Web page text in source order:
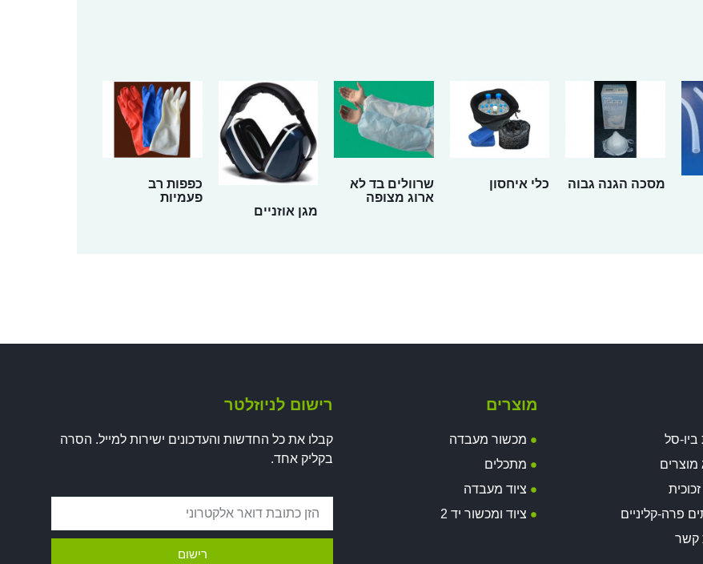
מסכה הגנה גבוה כלי איחסון
שרוולים בד לא
ארוג מצופה
מגן אוזניים
כפפות רב
פעמיות
ביו-סל
מוצרים
פרה-קליניים
קשר
מוצרים
מכשור מעבדה
מתכלים
ציוד מעבדה
ציוד ומכשור יד 2
רישום לניוזלטר
קבלו את כל החדשות והעדכונים ישירות למייל. הסרה
בקליק אחד.
רישום